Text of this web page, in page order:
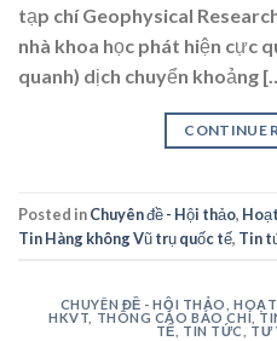
tạp chí Geophysical
nhà khoa học phát hiện cực
quanh) dịch chuyển khoảng
CONTINUE
Posted inChuyên đề - Hội thảo,
Tin Hàng không Vũ trụ quốc tế, Tin
CHUYÊN ĐỀ - HỘI THẢO ,
HKVT
THÔNG CÁO BÁO CHÍ
TẾ
TIN TỨC TƯ